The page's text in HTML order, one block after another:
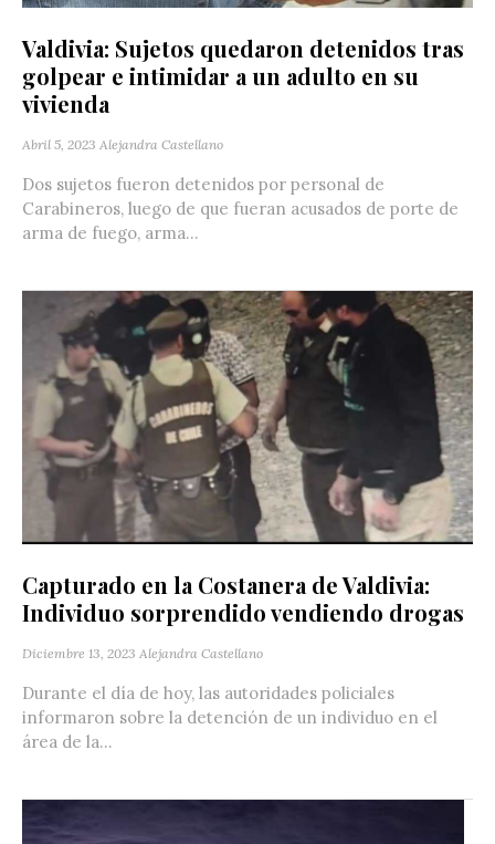
Valdivia: Sujetos quedaron detenidos tras
golpear e intimidar a un adulto en su
vivienda
Abril 5, 2023 Alejandra Castellano
Dos sujetos fueron detenidos por personal de
Carabineros, luego de que fueran acusados de porte de
arma de fuego, arma...
Capturado en la Costanera de Valdivia:
Individuo sorprendido vendiendo drogas
Diciembre 13, 2023 Alejandra Castellano
Durante el día de hoy, las autoridades policiales
informaron sobre la detención de un individuo en el
área de la...